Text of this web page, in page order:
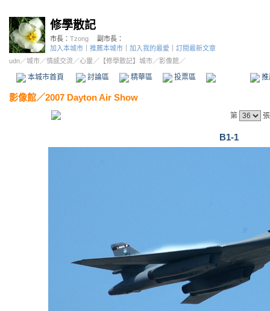
修學散記
市長： Tzong
副市長：
加入本城市
推薦本城市 加入我的最愛
訂閱最新文章
udn／城市／情感交流／心靈 ／ 【修學散記】城市／影像館／
本城市首頁 討論區 精華區 投票區 影像館
影像館／2007 Dayton Air Show
第
B1-1